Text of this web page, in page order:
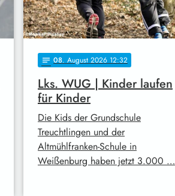
notes 08. August 2026 12:32
Lks. WUG | Kinder laufen
für Kinder
Die Kids der Grundschule
Treuchtlingen und der
Altmühlfranken-Schule in
Weißenburg haben jetzt 3.000 …